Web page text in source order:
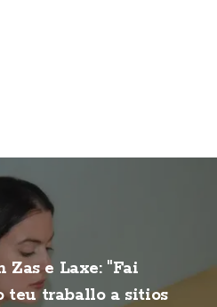
e Laxe: "Fai
teu traballo a sitios